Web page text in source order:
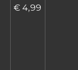
€ 4,99